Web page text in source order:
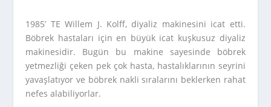
1985’ TE Willem J. Kolff, diyaliz makinesini icat etti.
Böbrek hastaları için en büyük icat kuşkusuz diyaliz
makinesidir. Bugün bu makine sayesinde böbrek
yetmezliği çeken pek çok hasta, hastalıklarının seyrini
yavaşlatıyor ve böbrek nakli sıralarını beklerken rahat
nefes alabiliyorlar.